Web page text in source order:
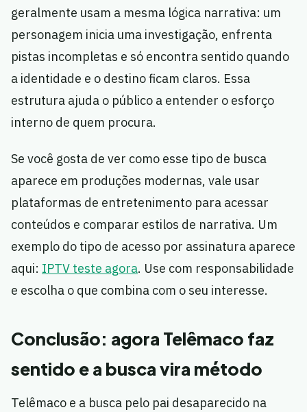
geralmente usam a mesma lógica narrativa: um
personagem inicia uma investigação, enfrenta
pistas incompletas e só encontra sentido quando
a identidade e o destino ficam claros. Essa
estrutura ajuda o público a entender o esforço
interno de quem procura.
Se você gosta de ver como esse tipo de busca
aparece em produções modernas, vale usar
plataformas de entretenimento para acessar
conteúdos e comparar estilos de narrativa. Um
exemplo do tipo de acesso por assinatura aparece
aqui: IPTV teste agora. Use com responsabilidade
e escolha o que combina com o seu interesse.
Conclusão: agora Telêmaco faz
sentido e a busca vira método
Telêmaco e a busca pelo pai desaparecido na